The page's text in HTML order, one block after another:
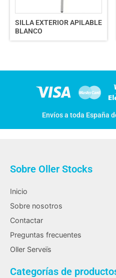
SILLA EXTERIOR APILABLE
BLANCO
Envíos a toda España
Sobre Oller Stocks
Inicio
Sobre nosotros
Contactar
Preguntas frecuentes
Oller Serveïs
Categorías de